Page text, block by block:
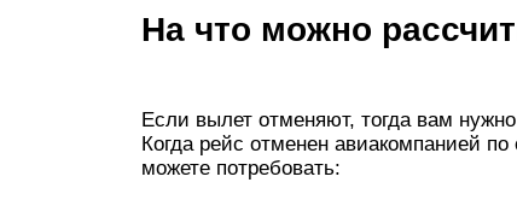
На что можно
Если вылет отменяют, тогда вам
Когда рейс отменен авиакомпанией по
можете потребовать: